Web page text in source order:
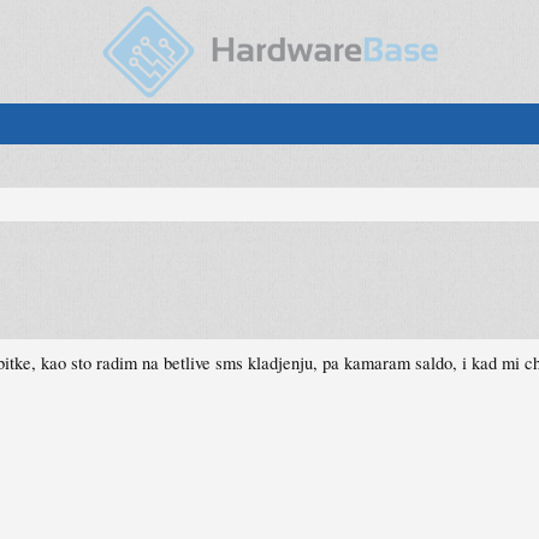
kao sto radim na betlive sms kladjenju, pa kamaram saldo, i kad mi